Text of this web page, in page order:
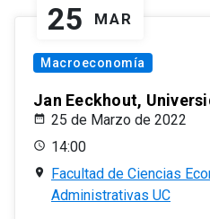
25 MAR
Macroeconomía
Jan Eeckhout,
25 de Marzo de 2022
14:00
Facultad de Ciencias
Administrativas UC